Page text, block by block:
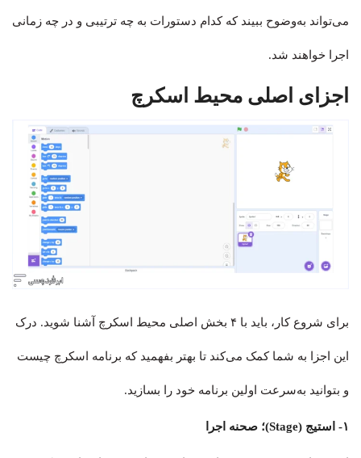
می‌تواند به‌وضوح ببیند که کدام دستورات به چه ترتیبی و در چه زمانی
اجرا خواهند شد.
اجزای اصلی محیط اسکرچ
برای شروع کار، باید با ۴ بخش اصلی محیط اسکرچ آشنا شوید. درک
این اجزا به شما کمک می‌کند تا بهتر بفهمید که برنامه اسکرچ چیست
و بتوانید به‌سرعت اولین برنامه خود را بسازید.
۱- استیج (Stage)؛ صحنه اجرا